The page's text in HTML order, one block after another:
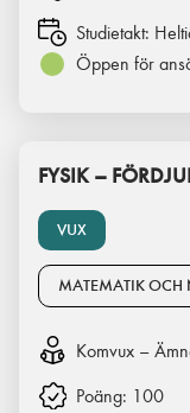
Studietakt:
Öppen för
VUX
FYSIK –
MATEMATIK OCH
Komvux –
Poäng: 100